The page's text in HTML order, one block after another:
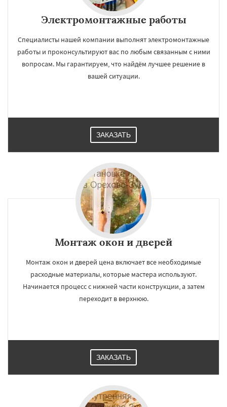
Электромонтажные работы
Специалисты нашей компании выполнят электромонтажные
работы и проконсультируют вас по любым связанным с ними
вопросам. Мы гарантируем, что найдём лучшее решение в
вашей ситуации.
ЗАКАЗАТЬ
Монтаж окон и дверей
Монтаж окон и дверей цена включает все необходимые
расходные материалы, которые мастера используют.
Начинается процесс с нижней части конструкции, а затем
переходит в верхнюю.
ЗАКАЗАТЬ